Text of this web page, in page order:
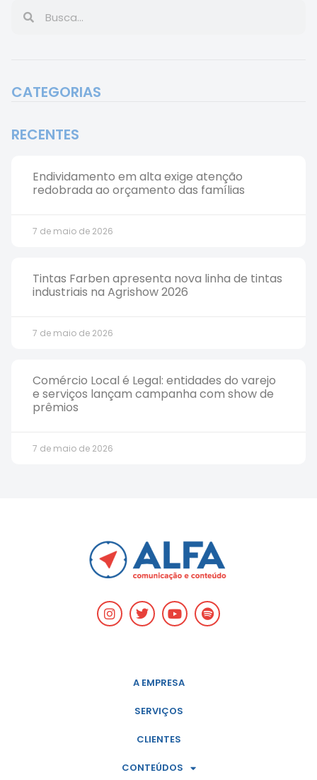
CATEGORIAS
RECENTES
Endividamento em alta exige atenção
redobrada ao orçamento das famílias
7 de maio de 2026
Tintas Farben apresenta nova linha de tintas
industriais na Agrishow 2026
7 de maio de 2026
Comércio Local é Legal: entidades do varejo
e serviços lançam campanha com show de
prêmios
7 de maio de 2026
A EMPRESA
SERVIÇOS
CLIENTES
CONTEÚDOS